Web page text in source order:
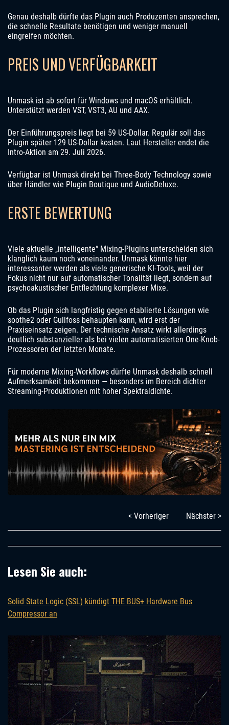
Genau deshalb dürfte das Plugin auch Produzenten ansprechen,
die schnelle Resultate benötigen und weniger manuell
eingreifen möchten.
PREIS UND VERFÜGBARKEIT
Unmask ist ab sofort für Windows und macOS erhältlich.
Unterstützt werden VST, VST3, AU und AAX.
Der Einführungspreis liegt bei 59 US-Dollar. Regulär soll das
Plugin später 129 US-Dollar kosten. Laut Hersteller endet die
Intro-Aktion am 29. Juli 2026.
Verfügbar ist Unmask direkt bei Three-Body Technology sowie
über Händler wie Plugin Boutique und AudioDeluxe.
ERSTE BEWERTUNG
Viele aktuelle „intelligente“ Mixing-Plugins unterscheiden sich
klanglich kaum noch voneinander. Unmask könnte hier
interessanter werden als viele generische KI-Tools, weil der
Fokus nicht nur auf automatischer Tonalität liegt, sondern auf
psychoakustischer Entflechtung komplexer Mixe.
Ob das Plugin sich langfristig gegen etablierte Lösungen wie
soothe2 oder Gullfoss behaupten kann, wird erst der
Praxiseinsatz zeigen. Der technische Ansatz wirkt allerdings
deutlich substanzieller als bei vielen automatisierten One-Knob-
Prozessoren der letzten Monate.
Für moderne Mixing-Workflows dürfte Unmask deshalb schnell
Aufmerksamkeit bekommen — besonders im Bereich dichter
Streaming-Produktionen mit hoher Spektraldichte.
< Vorheriger Nächster >
Lesen Sie auch:
Solid State Logic (SSL) kündigt THE BUS+ Hardware Bus
Compressor an